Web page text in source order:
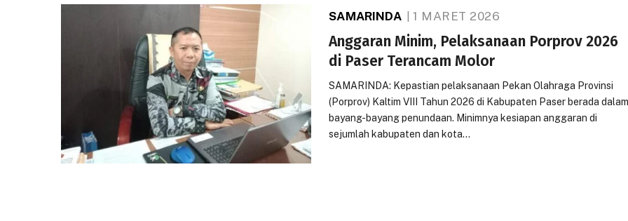
SAMARINDA 1 MARET 2026
Anggaran Minim, Pelaksanaan Porprov 2026
di Paser Terancam Molor
SAMARINDA: Kepastian pelaksanaan Pekan Olahraga Provinsi
(Porprov) Kaltim VIII Tahun 2026 di Kabupaten Paser berada
bayang-bayang penundaan. Minimnya kesiapan anggaran di
sejumlah kabupaten dan kota…